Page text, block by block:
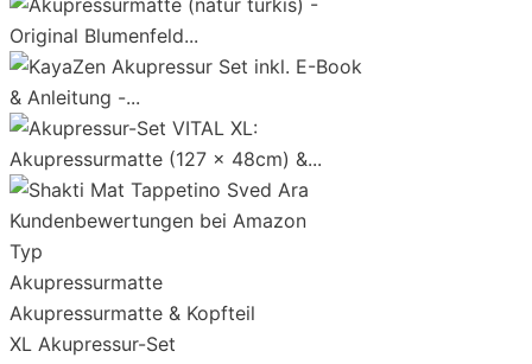
Kundenbewertungen bei Amazon
Typ
Akupressurmatte
Akupressurmatte & Kopfteil
XL Akupressur-Set